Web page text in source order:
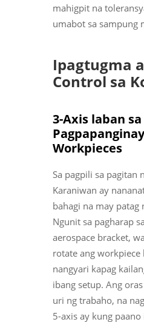
mahigpit na
umabot sa sampung
Ipagtugma
Control sa
3-Axis laban
Workpieces
Sa pagpili sa pagitan
Karaniwan ay
bahagi na may
Ngunit sa pagharap
aerospace bracket,
rotate ang workpiece
nangyari kapag
ibang setup. Ang
uri ng trabaho, na
5-axis ay kung